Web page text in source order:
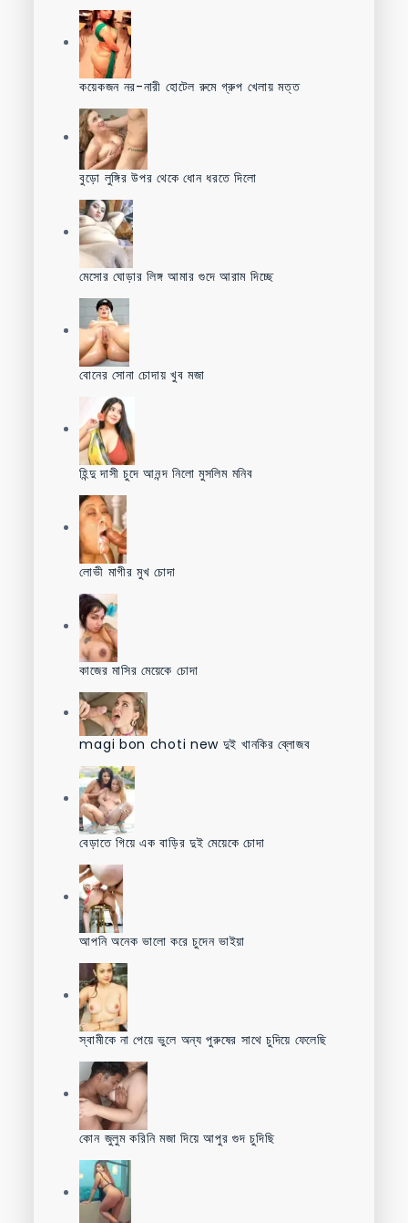
কয়েকজন নর-নারী হোটেল রুমে গ্রুপ খেলায় মত্ত
বুড়ো লুঙ্গির উপর থেকে ধোন ধরতে দিলো
মেসোর ঘোড়ার লিঙ্গ আমার গুদে আরাম দিচ্ছে
বোনের সোনা চোদায় খুব মজা
হিন্দু দাসী চুদে আনন্দ নিলো মুসলিম মনিব
লোভী মাগীর মুখ চোদা
কাজের মাসির মেয়েকে চোদা
magi bon choti new দুই খানকির ব্লোজব
বেড়াতে গিয়ে এক বাড়ির দুই মেয়েকে চোদা
আপনি অনেক ভালো করে চুদেন ভাইয়া
স্বামীকে না পেয়ে ভুলে অন্য পুরুষের সাথে চুদিয়ে ফেলেছি
কোন জুলুম করিনি মজা দিয়ে আপুর গুদ চুদিছি